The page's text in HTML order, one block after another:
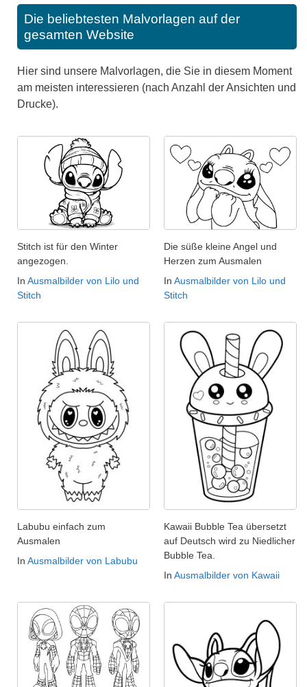
Die beliebtesten Malvorlagen auf der
gesamten Website
Hier sind unsere Malvorlagen, die Sie in diesem Moment
am meisten interessieren (nach Anzahl der Ansichten und
Drucke).
Stitch ist für den Winter
angezogen.
In Ausmalbilder von Lilo und
Stitch
Die süße kleine Angel und
Herzen zum Ausmalen
In Ausmalbilder von Lilo und
Stitch
Labubu einfach zum
Ausmalen
In Ausmalbilder von Labubu
Kawaii Bubble Tea übersetzt
auf Deutsch wird zu Niedlicher
Bubble Tea.
In Ausmalbilder von Kawaii